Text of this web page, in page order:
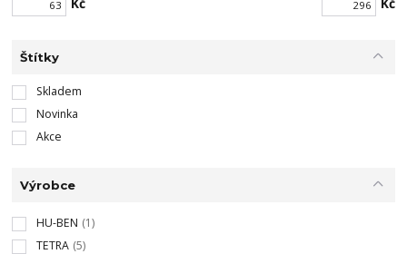
Kč Kč
Štítky
Skladem
Novinka
Akce
Výrobce
HU-BEN (1)
TETRA (5)